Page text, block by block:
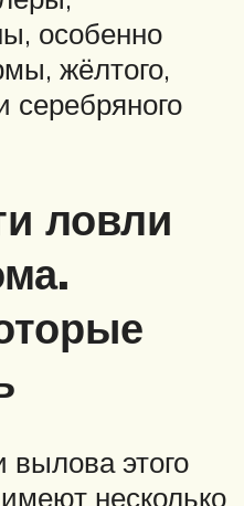
особенно
жёлтого,
серебряного
ловли
этого
несколько